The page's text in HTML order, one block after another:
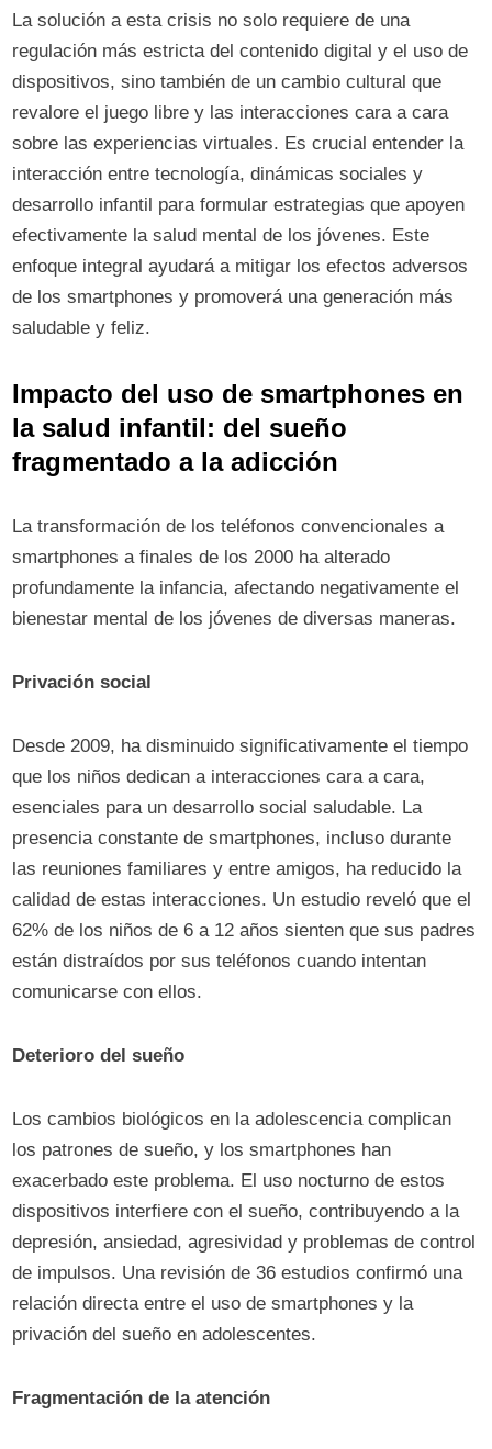
La solución a esta crisis no solo requiere de una
regulación más estricta del contenido digital y el uso de
dispositivos, sino también de un cambio cultural que
revalore el juego libre y las interacciones cara a cara
sobre las experiencias virtuales. Es crucial entender la
interacción entre tecnología, dinámicas sociales y
desarrollo infantil para formular estrategias que apoyen
efectivamente la salud mental de los jóvenes. Este
enfoque integral ayudará a mitigar los efectos adversos
de los smartphones y promoverá una generación más
saludable y feliz.
Impacto del uso de smartphones en
la salud infantil: del sueño
fragmentado a la adicción
La transformación de los teléfonos convencionales a
smartphones a finales de los 2000 ha alterado
profundamente la infancia, afectando negativamente el
bienestar mental de los jóvenes de diversas maneras.
Privación social
Desde 2009, ha disminuido significativamente el tiempo
que los niños dedican a interacciones cara a cara,
esenciales para un desarrollo social saludable. La
presencia constante de smartphones, incluso durante
las reuniones familiares y entre amigos, ha reducido la
calidad de estas interacciones. Un estudio reveló que el
62% de los niños de 6 a 12 años sienten que sus padres
están distraídos por sus teléfonos cuando intentan
comunicarse con ellos.
Deterioro del sueño
Los cambios biológicos en la adolescencia complican
los patrones de sueño, y los smartphones han
exacerbado este problema. El uso nocturno de estos
dispositivos interfiere con el sueño, contribuyendo a la
depresión, ansiedad, agresividad y problemas de control
de impulsos. Una revisión de 36 estudios confirmó una
relación directa entre el uso de smartphones y la
privación del sueño en adolescentes.
Fragmentación de la atención